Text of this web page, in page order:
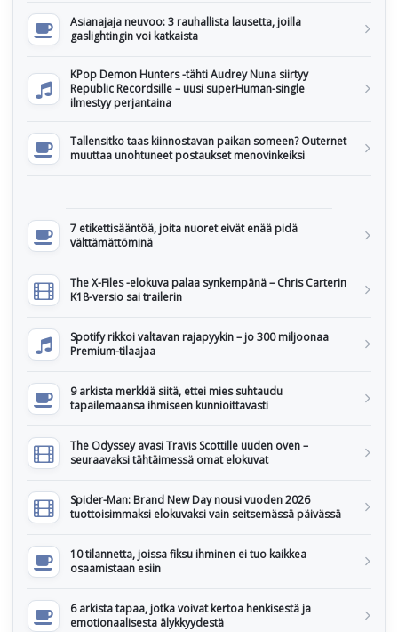
Asianajaja neuvoo: 3 rauhallista lausetta, joilla
gaslightingin voi katkaista
KPop Demon Hunters -tähti Audrey Nuna siirtyy
Republic Recordsille – uusi superHuman-single
ilmestyy perjantaina
Tallensitko taas kiinnostavan paikan someen? Outernet
muuttaa unohtuneet postaukset menovinkeiksi
7 etikettisääntöä, joita nuoret eivät enää pidä
välttämättöminä
The X-Files -elokuva palaa synkempänä – Chris Carterin
K18-versio sai trailerin
Spotify rikkoi valtavan rajapyykin – jo 300 miljoonaa
Premium-tilaajaa
9 arkista merkkiä siitä, ettei mies suhtaudu
tapailemaansa ihmiseen kunnioittavasti
The Odyssey avasi Travis Scottille uuden oven –
seuraavaksi tähtäimessä omat elokuvat
Spider-Man: Brand New Day nousi vuoden 2026
tuottoisimmaksi elokuvaksi vain seitsemässä päivässä
10 tilannetta, joissa fiksu ihminen ei tuo kaikkea
osaamistaan esiin
6 arkista tapaa, jotka voivat kertoa henkisestä ja
emotionaalisesta älykkyydestä